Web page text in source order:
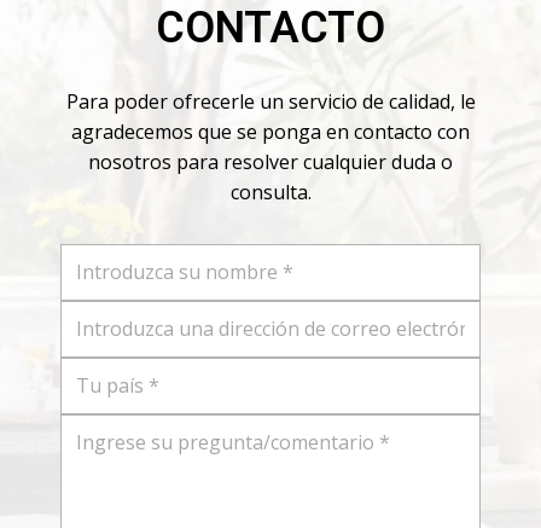
CONTACTO
Para poder ofrecerle un servicio de calidad, le
agradecemos que se ponga en contacto con
nosotros para resolver cualquier duda o
consulta.